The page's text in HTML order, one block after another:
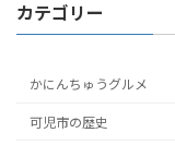
カテゴリー
かにんちゅうグルメ
可児市の歴史